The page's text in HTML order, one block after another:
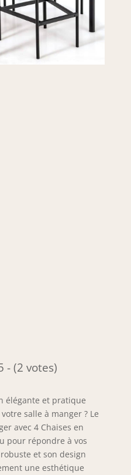
- (2 votes)
élégante et pratique
salle à manger ? Le
avec 4 Chaises en
pour répondre à vos
et son design
une esthétique